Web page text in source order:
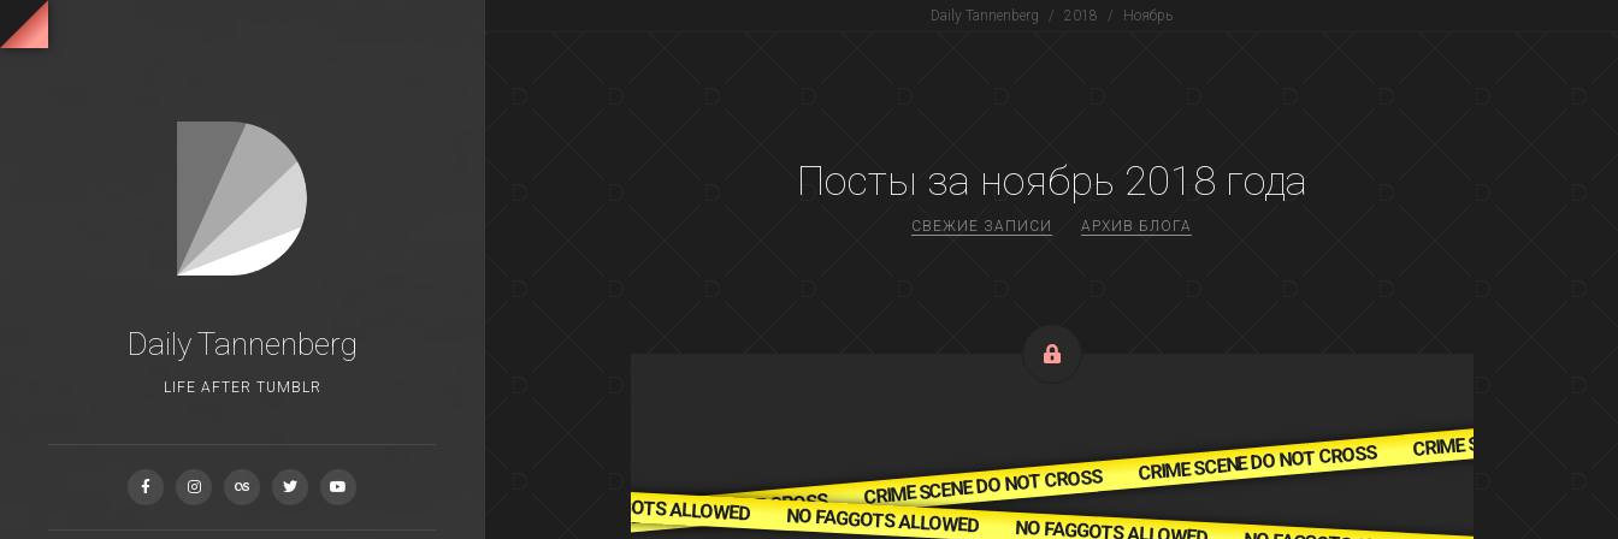
Daily Tannenberg
LIFE AFTER TUMBLR
Daily Tannenberg / 2018 / Ноябрь
Посты за ноябрь 2018 года
СВЕЖИЕ ЗАПИСИ АРХИВ БЛОГА
CRIME SCENE DO NOT CROSS
CRIME SCENE DO NOT CROSS
CRIME SCENE DO NOT CROSS
CRIME SCENE DO NOT
NO FAGGOTS ALLOWED NO FAGGOTS ALLOWED NO FAGGOTS ALLOWED